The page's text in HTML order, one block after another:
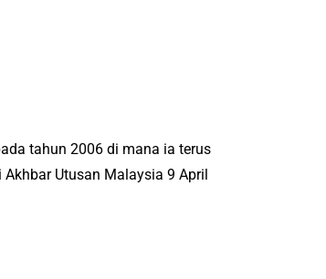
tahun 2006 di mana ia terus
Utusan Malaysia 9 April